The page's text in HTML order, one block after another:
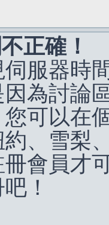
正確！
服器時
為討論
可以在
、雪梨
會員才
！